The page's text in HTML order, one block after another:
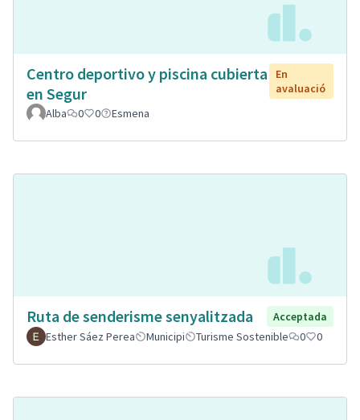
Centro deportivo y piscina cubierta
en Segur
En
avaluació
Alba
0 0 Esmena
Ruta de senderisme senyalitzada
Acceptada
Esther Sáez Perea
Municipi Turisme Sostenible 0 0